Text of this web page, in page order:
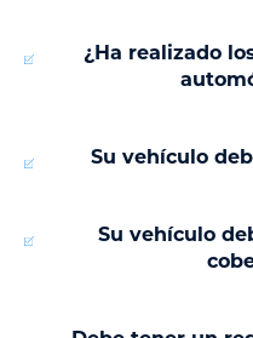
¿Ha realizado
Su vehículo
Su vehículo